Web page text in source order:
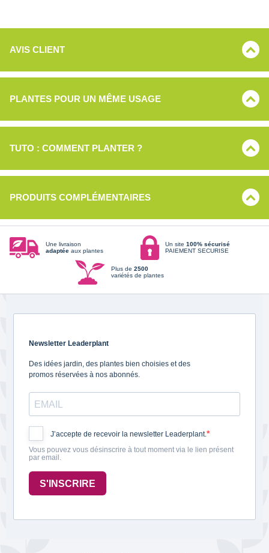
AVIS CLIENT
PLANTES POUR UN MÊME USAGE
TUTO : COMMENT PLANTER ?
PRODUITS COMPLÉMENTAIRES
Une livraison
adaptée aux plantes
Un site 100% sécurisé
PAIEMENT SECURISE
Plus de 2500
variétés de plantes
Newsletter Leaderplant
Des idées jardin, des plantes bien choisies et des
promos réservées à nos abonnés.
J’accepte de recevoir la newsletter Leaderplant.
Vous pouvez vous désinscrire à tout moment via le lien présent
par email.
S'INSCRIRE